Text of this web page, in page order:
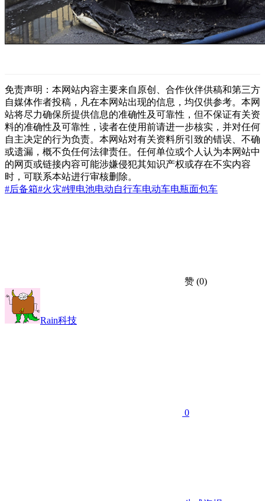
免责声明：本网站内容主要来自原创、合作伙伴供稿和第三方
自媒体作者投稿，凡在本网站出现的信息，均仅供参考。本网
站将尽力确保所提供信息的准确性及可靠性，但不保证有关资
料的准确性及可靠性，读者在使用前请进一步核实，并对任何
自主决定的行为负责。本网站对有关资料所引致的错误、不确
或遗漏，概不负任何法律责任。任何单位或个人认为本网站中
的网页或链接内容可能涉嫌侵犯其知识产权或存在不实内容
时，可联系本站进行审核删除。
#后备箱#火灾#锂电池电动自行车电动车电瓶面包车
赞 (0)
Rain科技
0